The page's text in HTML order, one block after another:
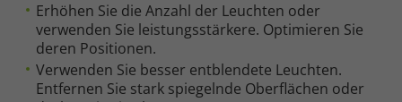
Erhöhen Sie die Anzahl der Leuchten oder
verwenden Sie leistungsstärkere. Optimieren Sie
deren Positionen.
Verwenden Sie besser entblendete Leuchten.
Entfernen Sie stark spiegelnde Oberflächen oder